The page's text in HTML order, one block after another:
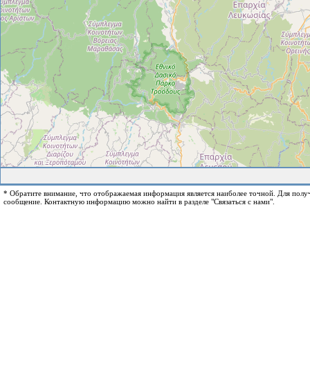
* Обратите внимание, что отображаемая информация является наиболее точной. Для
сообщение. Контактную информацию можно найти в разделе "Связаться с нами".